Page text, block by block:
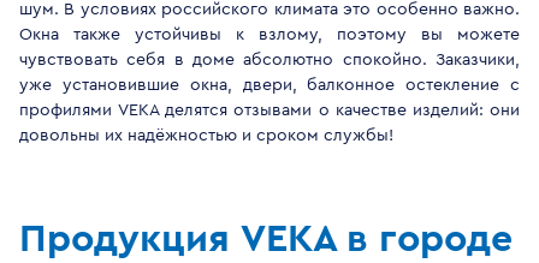
шум. В условиях российского климата это особенно важно.
Окна также устойчивы к взлому, поэтому вы можете
чувствовать себя в доме абсолютно спокойно. Заказчики,
уже установившие окна, двери, балконное остекление с
профилями VEKA делятся отзывами о качестве изделий: они
довольны их надёжностью и сроком службы!
Продукция VEKA в городе